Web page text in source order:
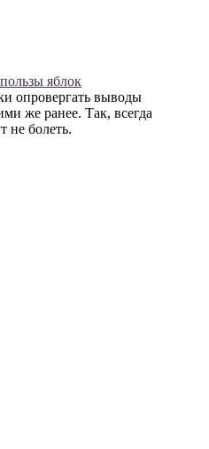
яблок
опровергать выводы
же ранее. Так, всегда
не болеть.